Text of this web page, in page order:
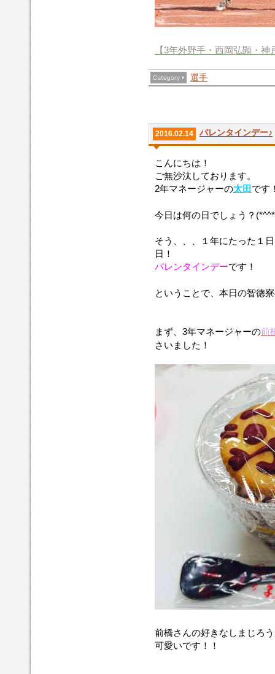
【3年外野手・西岡弘顕・
選手
2016.02.14 バレンタインデー♪
こんにちは！
ご無沙汰しております。
2年マネージャーの太田 です
今日は何の日でしょう？
そう、、、１年にたった１
日！
バレンタインデーです！
ということで、本日の智徳
まず、3年マネージャーの前
さいました！
前橋さんの好きなしまじろ
可愛いです！！